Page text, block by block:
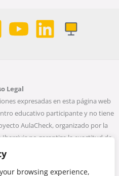
browsing experience,
Legal
expresadas en esta página web
educativo participante y no tiene
AulaCheck, organizado por la
no garantiza la exactitud de
de la web. Ni la Fundación
en su nombre será considerada
a la información que contiene.